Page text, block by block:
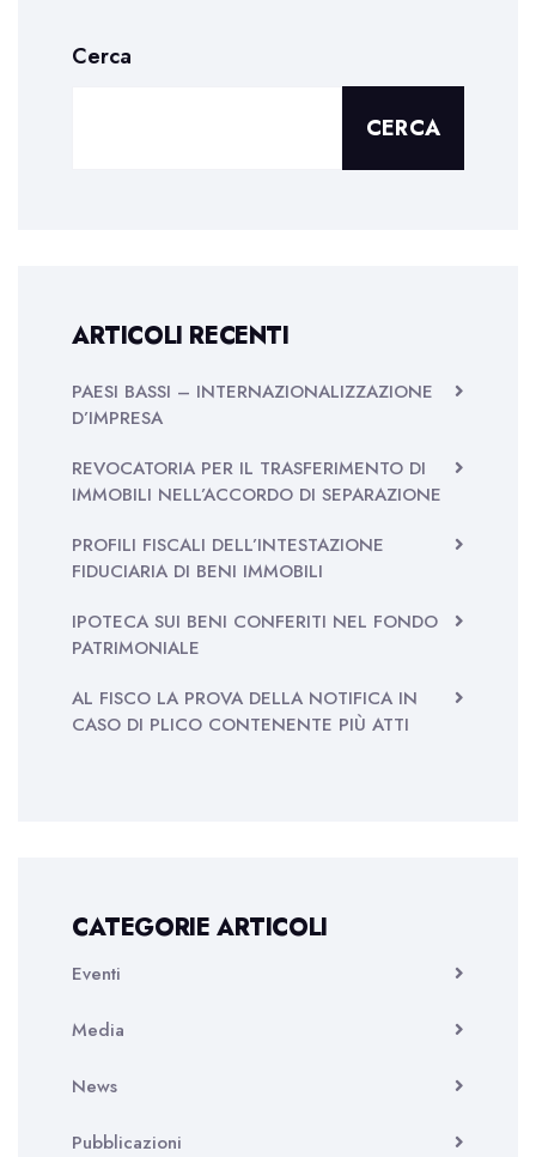
Cerca
CERCA
ARTICOLI RECENTI
PAESI BASSI – INTERNAZIONALIZZAZIONE
D’IMPRESA
REVOCATORIA PER IL TRASFERIMENTO DI
IMMOBILI NELL’ACCORDO DI SEPARAZIONE
PROFILI FISCALI DELL’INTESTAZIONE
FIDUCIARIA DI BENI IMMOBILI
IPOTECA SUI BENI CONFERITI NEL FONDO
PATRIMONIALE
AL FISCO LA PROVA DELLA NOTIFICA IN
CASO DI PLICO CONTENENTE PIÙ ATTI
CATEGORIE ARTICOLI
Eventi
Media
News
Pubblicazioni